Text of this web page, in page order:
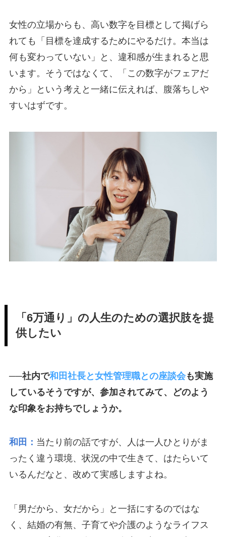
女性の立場からも、高い数字を目標として掲げら
れても「目標を達成するためにやるだけ。本当は
何も変わっていない」と、違和感が生まれると思
います。そうではなくて、「この数字がフェアだ
から」という考えと一緒に伝えれば、腹落ちしや
すいはずです。
「6万通り」の人生のための選択肢を提
供したい
──社内で和田社長と女性管理職との座談会も実施
しているそうですが、参加されてみて、どのよう
な印象をお持ちでしょうか。
和田： 当たり前の話ですが、人は一人ひとりがま
ったく違う環境、状況の中で生きて、はたらいて
いるんだなと、改めて実感しますよね。
「男だから、女だから」と一括にするのではな
く、結婚の有無、子育てや介護のようなライフス